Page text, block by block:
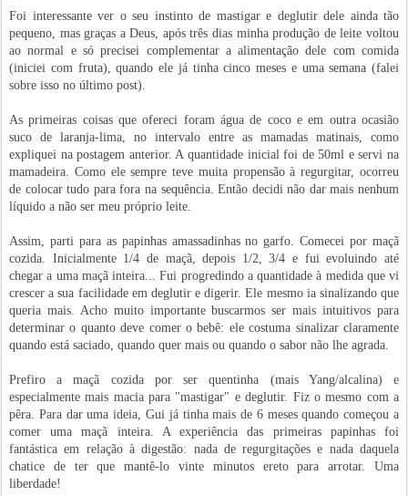
Foi interessante ver o seu instinto de mastigar e deglutir dele ainda tão
pequeno, mas graças a Deus, após três dias minha produção de leite voltou
ao normal e só precisei complementar a alimentação dele com comida
(iniciei com fruta), quando ele já tinha cinco meses e uma semana (falei
sobre isso no último post).
As primeiras coisas que ofereci foram água de coco e em outra ocasião
suco de laranja-lima, no intervalo entre as mamadas matinais, como
expliquei na postagem anterior. A quantidade inicial foi de 50ml e servi na
mamadeira. Como ele sempre teve muita propensão à regurgitar, ocorreu
de colocar tudo para fora na sequência. Então decidi não dar mais nenhum
líquido a não ser meu próprio leite.
Assim, parti para as papinhas amassadinhas no garfo. Comecei por maçã
cozida. Inicialmente 1/4 de maçã, depois 1/2, 3/4 e fui evoluindo até
chegar a uma maçã inteira... Fui progredindo a quantidade à medida que vi
crescer a sua facilidade em deglutir e digerir. Ele mesmo ia sinalizando que
queria mais. Acho muito importante buscarmos ser mais intuitivos para
determinar o quanto deve comer o bebê: ele costuma sinalizar claramente
quando está saciado, quando quer mais ou quando o sabor não lhe agrada.
Prefiro a maçã cozida por ser quentinha (mais Yang/alcalina) e
especialmente mais macia para "mastigar" e deglutir. Fiz o mesmo com a
pêra. Para dar uma ideia, Gui já tinha mais de 6 meses quando começou a
comer uma maçã inteira. A experiência das primeiras papinhas foi
fantástica em relação à digestão: nada de regurgitações e nada daquela
chatice de ter que mantê-lo vinte minutos ereto para arrotar. Uma
liberdade!